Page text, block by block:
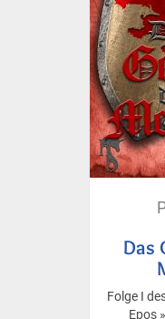
Das
Folge I
Epos